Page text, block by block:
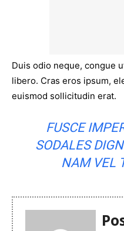
Duis odio neque, congue
libero. Cras eros ipsum,
euismod sollicitudin erat.
FUSCE
SODALES
NAM VEL